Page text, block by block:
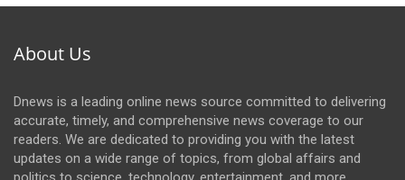
About Us
Dnews is a leading online news source committed to delivering
accurate, timely, and comprehensive news coverage to our
readers. We are dedicated to providing you with the latest
updates on a wide range of topics, from global affairs and